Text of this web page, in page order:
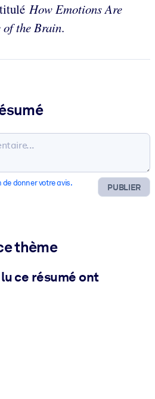
How Emotions Are
of the Brain.
PUBLIER
de donner votre avis.
thème
ce résumé ont